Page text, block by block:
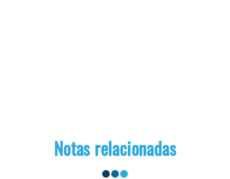
Notas relacionadas